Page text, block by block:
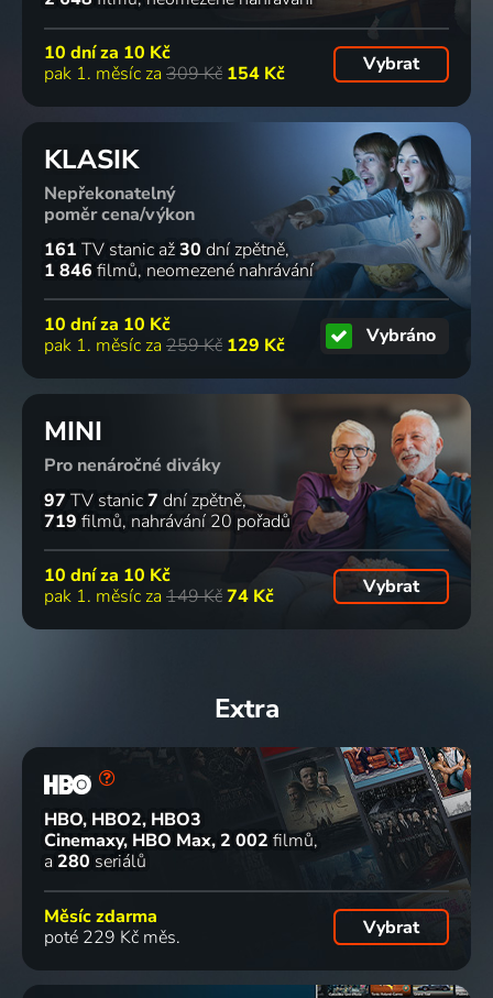
10 dní za 10 Kč
pak 1. měsíc za 309 Kč 154 Kč Vybrat
KLASIK
Nepřekonatelný
poměr cena/výkon
161 TV stanic až30 dní zpětně
1 846 filmů neomezené nahrávání
10 dní za 10 Kč
pak 1. měsíc za 259 Kč 129 Kč Vybráno
MINI
Pro nenáročné diváky
97 TV stanic7 dní zpětně
719 filmů nahrávání 20 pořadů
10 dní za 10 Kč
pak 1. měsíc za 149 Kč74 Kč Vybrat
Extra
HBO, HBO2, HBO3
Cinemaxy, HBO Max 2 002 filmů
a 280 seriálů
Měsíc zdarma
poté 229 Kč měs.
Vybrat